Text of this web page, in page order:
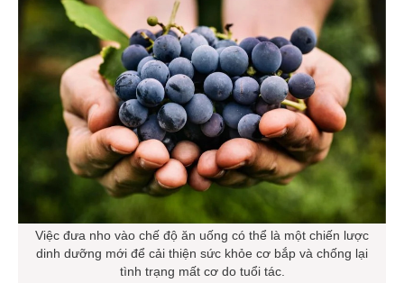
Việc đưa nho vào chế độ ăn uống có thể là một chiến lược
dinh dưỡng mới để cải thiện sức khỏe cơ bắp và chống lại
tình trạng mất cơ do tuổi tác.